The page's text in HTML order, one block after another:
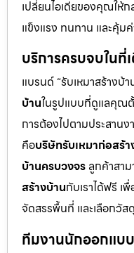
เปลี่ยนไอเดียของคุณให้
แข็งแรง ทนทาน และคุ้
บริการครบจบในที่
แบรนด์ “รับเหมาสร้างบ้า
บ้านในรูปแบบที่ดูแลคุณ
การต้องไปตามประสานง
คือบริษัทรับเหมาก่อสร้า
บ้านครบวงจร ลูกค้าสาม
สร้างบ้านกับเราได้ฟรี
จัดสรรพื้นที่ และเลือกวัส
ทีมงานนักออกแบ